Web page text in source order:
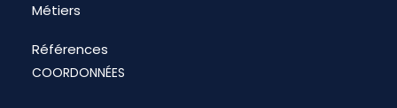
Métiers
Références
COORDONNÉES